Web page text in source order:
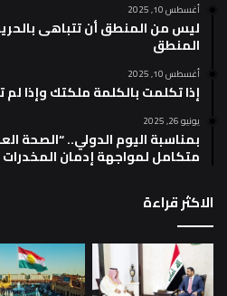
أغسطس 10, 2025
ليس من المنطق أن تتباهى
المنطق
أغسطس 10, 2025
إذا تكلمت بالكلمة ملكتك وإذا لم
يونيو 26, 2025
بمناسبة اليوم الدولي.. “الصحة
متكامل لمواجهة إدمان المخدرات
الاكثر قراءة